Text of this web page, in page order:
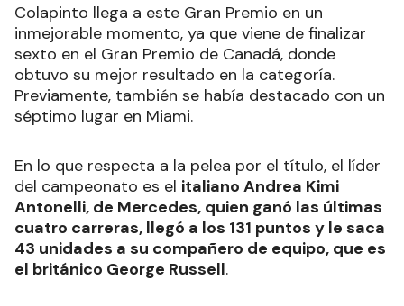
Colapinto llega a este Gran Premio en un
inmejorable momento, ya que viene de finalizar
sexto en el Gran Premio de Canadá, donde
obtuvo su mejor resultado en la categoría.
Previamente, también se había destacado con un
séptimo lugar en Miami.
En lo que respecta a la pelea por el título, el líder
del campeonato es el italiano Andrea Kimi
Antonelli, de Mercedes, quien ganó las últimas
cuatro carreras, llegó a los 131 puntos y le saca
43 unidades a su compañero de equipo, que es
el británico George Russell.